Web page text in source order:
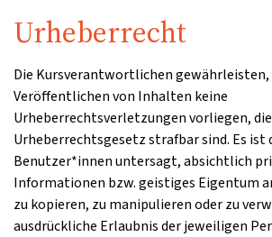
Urheberrecht
Die Kursverantwortlichen gewährleisten,
Veröffentlichen von Inhalten keine
Urheberrechtsverletzungen vorliegen,
Urheberrechtsgesetz strafbar sind. Es ist
Benutzer*innen untersagt, absichtlich
Informationen bzw. geistiges Eigentum
zu kopieren, zu manipulieren oder zu
ausdrückliche Erlaubnis der jeweiligen